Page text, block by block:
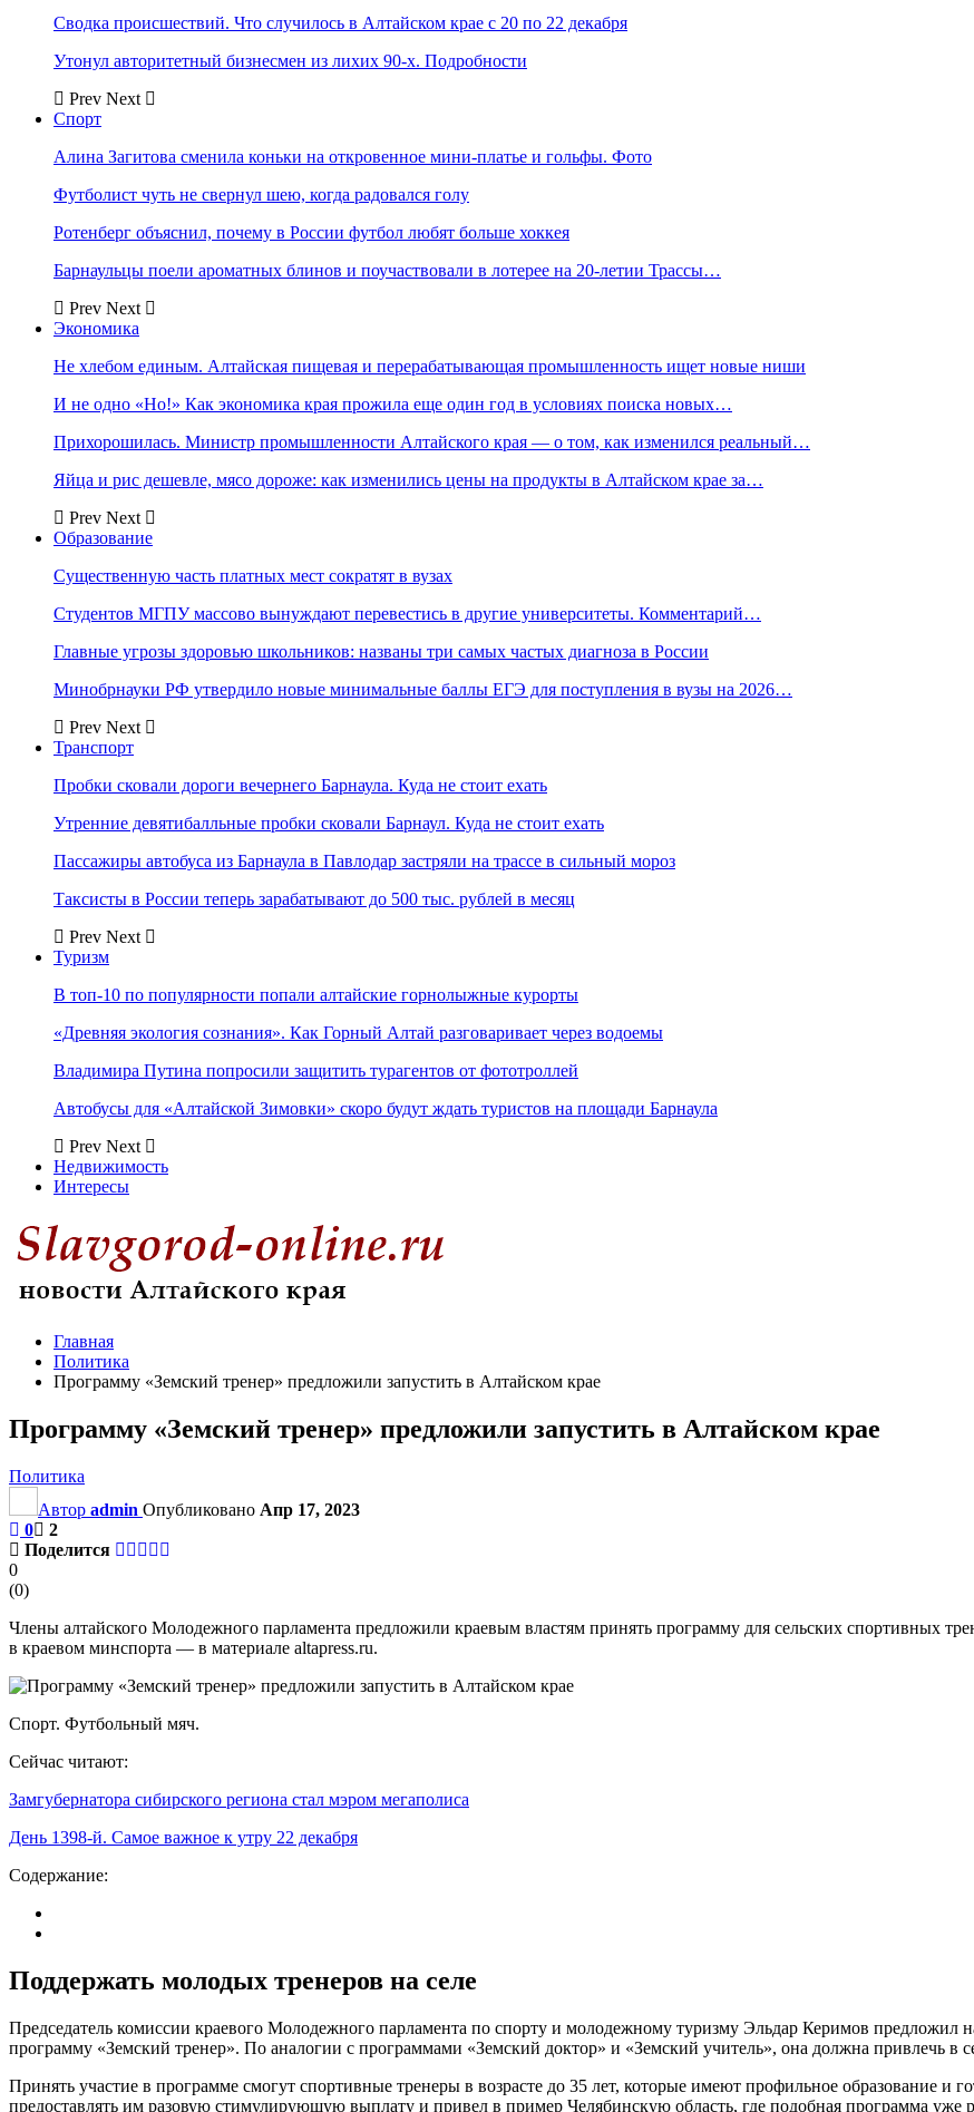
Сводка происшествий. Что случилось в Алтайском крае с 20 по 22 декабря
Утонул авторитетный бизнесмен из лихих 90-х. Подробности
Prev Next
Спорт
Алина Загитова сменила коньки на откровенное мини-платье и гольфы. Фото
Футболист чуть не свернул шею, когда радовался голу
Ротенберг объяснил, почему в России футбол любят больше хоккея
Барнаульцы поели ароматных блинов и поучаствовали в лотерее на 20-летии Трассы…
Prev Next
Экономика
Не хлебом единым. Алтайская пищевая и перерабатывающая промышленность ищет новые ниши
И не одно «Но!» Как экономика края прожила еще один год в условиях поиска новых…
Прихорошилась. Министр промышленности Алтайского края — о том, как изменился реальный…
Яйца и рис дешевле, мясо дороже: как изменились цены на продукты в Алтайском крае за…
Prev Next
Образование
Существенную часть платных мест сократят в вузах
Студентов МГПУ массово вынуждают перевестись в другие университеты. Комментарий…
Главные угрозы здоровью школьников: названы три самых частых диагноза в России
Минобрнауки РФ утвердило новые минимальные баллы ЕГЭ для поступления в вузы на 2026…
Prev Next
Транспорт
Пробки сковали дороги вечернего Барнаула. Куда не стоит ехать
Утренние девятибалльные пробки сковали Барнаул. Куда не стоит ехать
Пассажиры автобуса из Барнаула в Павлодар застряли на трассе в сильный мороз
Таксисты в России теперь зарабатывают до 500 тыс. рублей в месяц
Prev Next
Туризм
В топ-10 по популярности попали алтайские горнолыжные курорты
«Древняя экология сознания». Как Горный Алтай разговаривает через водоемы
Владимира Путина попросили защитить турагентов от фототроллей
Автобусы для «Алтайской Зимовки» скоро будут ждать туристов на площади Барнаула
Prev Next
Недвижимость
Интересы
Главная
Политика
Программу «Земский тренер» предложили запустить в Алтайском крае
Программу «Земский тренер» предложили запустить в Алтайском крае
Политика
Автор admin Опубликовано Апр 17, 2023
0
2
Поделится
0
(0)
Члены алтайского Молодежного парламента предложили краевым властям принять программу для сельских спортивных
в краевом минспорта — в материале altapress.ru.
Спорт. Футбольный мяч.
Сейчас читают:
Замгубернатора сибирского региона стал мэром мегаполиса
День 1398-й. Самое важное к утру 22 декабря
Содержание:
Поддержать молодых тренеров на селе
Председатель комиссии краевого Молодежного парламента по спорту и молодежному туризму Эльдар Керимов предложил
программу «Земский тренер». По аналогии с программами «Земский доктор» и «Земский учитель», она должна привлечь в
Принять участие в программе смогут спортивные тренеры в возрасте до 35 лет, которые имеют профильное образование и
предоставлять им разовую стимулирующую выплату и привел в пример Челябинскую область, где подобная программа уже